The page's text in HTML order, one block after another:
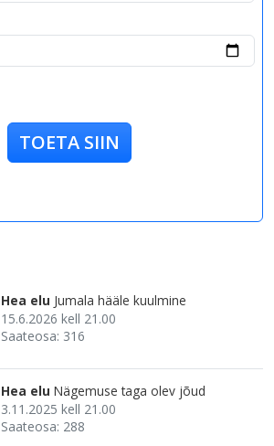
TOETA SIIN
Hea elu Jumala hääle kuulmine
15.6.2026 kell 21.00
Saateosa: 316
Hea elu Nägemuse taga olev jõud
3.11.2025 kell 21.00
Saateosa: 288